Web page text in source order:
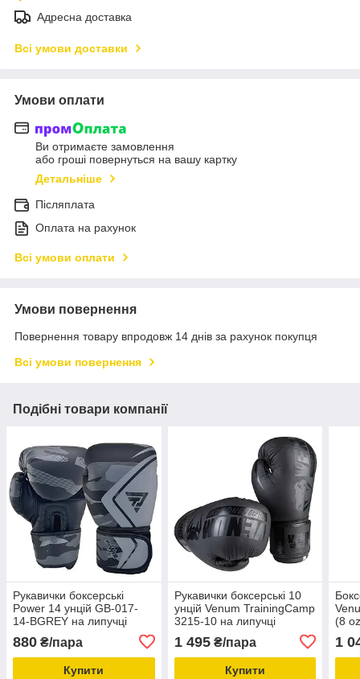
Адресна доставка
Всі умови доставки
Умови оплати
Ви отримаєте замовлення
або гроші повернуться на вашу картку
Детальніше
Післяплата
Оплата на рахунок
Всі умови оплати
Умови повернення
Повернення товару впродовж 14 днів за рахунок покупця
Всі умови повернення
Подібні товари компанії
Рукавички боксерські
Power 14 унцій GB-017-
14-BGREY на липучці
880 ₴/пара
Купити
Рукавички боксерські 10
унцій Venum TrainingCamp
3215-10 на липучці
1 495₴/пара
Купити
(8
1